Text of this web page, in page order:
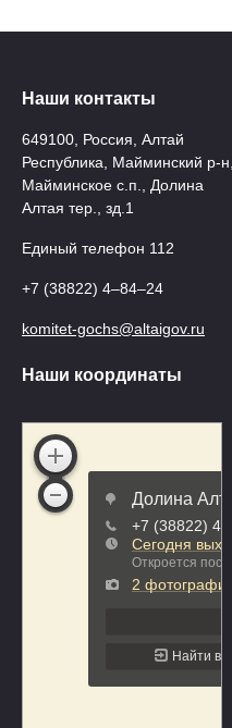
Наши контакты
649100, Россия, Алтай
Республика, Майминский р-н,
Майминское с.п., Долина
Алтая тер., зд.1
Единый телефон 112
+7 (38822) 4‒84‒24
komitet-gochs@altaigov.ru
Наши координаты